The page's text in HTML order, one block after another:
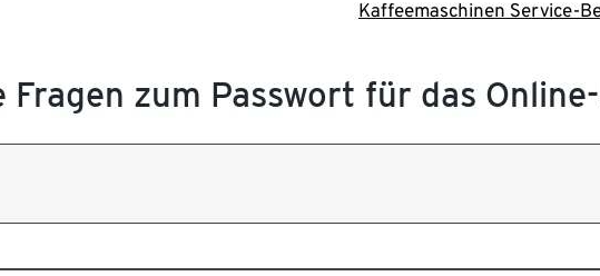
Kaffeemaschinen Service-
Fragen zum Passwort für das